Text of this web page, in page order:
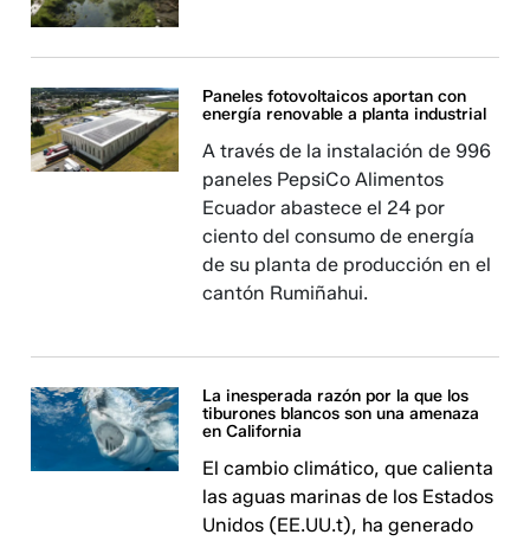
Paneles fotovoltaicos aportan con
energía renovable a planta industrial
A través de la instalación de 996
paneles PepsiCo Alimentos
Ecuador abastece el 24 por
ciento del consumo de energía
de su planta de producción en el
cantón Rumiñahui.
La inesperada razón por la que los
tiburones blancos son una amenaza
en California
El cambio climático, que calienta
las aguas marinas de los Estados
Unidos (EE.UU.t), ha generado